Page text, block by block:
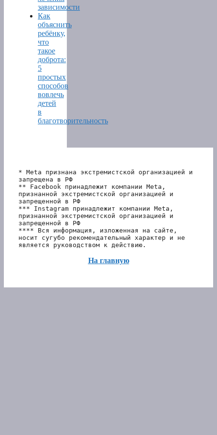
зависимости
Как
объяснить
ребёнку,
что
такое
доброта:
5
простых
способов
вовлечь
детей
в
благотворительность
* Meta признана экстремистской организацией и
запрещена в РФ
** Facebook принадлежит компании Meta,
признанной экстремистской организацией и
запрещенной в РФ
*** Instagram принадлежит компании Meta,
признанной экстремистской организацией и
запрещенной в РФ
**** Вся информация, изложенная на сайте,
носит сугубо рекомендательный характер и не
является руководством к действию.
На главную